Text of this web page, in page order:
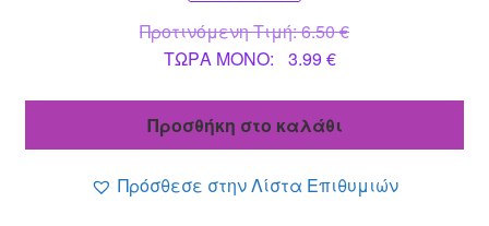
Προτινόμενη Τιμή:6.50€Original
ΤΩΡΑ MONO: 3.99€Η
είναι:
Προσθήκη στο καλάθι
Πρόσθεσε στην Λίστα Επιθυμιών